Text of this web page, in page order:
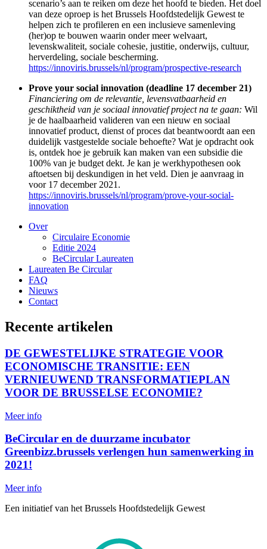
scenario’s aan te reiken om deze het hoofd te bieden. Het doel
van deze oproep is het Brussels Hoofdstedelijk Gewest te
helpen zich te profileren en een inclusieve samenleving
(her)op te bouwen waarin onder meer welvaart,
levenskwaliteit, sociale cohesie, justitie, onderwijs, cultuur,
herverdeling, sociale bescherming.
https://innoviris.brussels/nl/program/prospective-research
Prove your social innovation (deadline 17 december 21)
Financiering om de relevantie, levensvatbaarheid en
geschiktheid van je sociaal innovatief project na te gaan: Wil
je de haalbaarheid valideren van een nieuw en sociaal
innovatief product, dienst of proces dat beantwoordt aan een
duidelijk vastgestelde sociale behoefte? Wat je opdracht ook
is, ontdek hoe je gebruik kan maken van een subsidie die
100% van je budget dekt. Je kan je werkhypothesen ook
aftoetsen bij deskundigen in het veld. Dien je aanvraag in
voor 17 december 2021.
https://innoviris.brussels/nl/program/prove-your-social-
innovation
Over
Circulaire Economie
Editie 2024
BeCircular Laureaten
Laureaten Be Circular
FAQ
Nieuws
Contact
Recente artikelen
DE GEWESTELIJKE STRATEGIE VOOR
ECONOMISCHE TRANSITIE: EEN
VERNIEUWEND TRANSFORMATIEPLAN
VOOR DE BRUSSELSE ECONOMIE?
Meer info
BeCircular en de duurzame incubator
Greenbizz.brussels verlengen hun samenwerking in
2021!
Meer info
Een initiatief van het Brussels Hoofdstedelijk Gewest